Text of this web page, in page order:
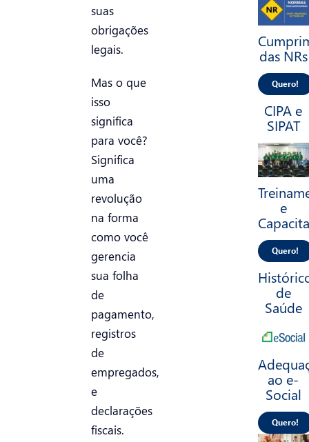
suas
obrigações
legais.
Mas o que
isso
significa
para você?
Significa
uma
revolução
na forma
como você
gerencia
sua folha
de
pagamento,
registros
de
empregados,
e
declarações
fiscais.
das NRs
Quero!
CIPA e
SIPAT
e
Quero!
de
Saúde
ao e-
Social
Quero!